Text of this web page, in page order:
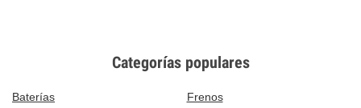
Categorías populares
Baterías
Frenos